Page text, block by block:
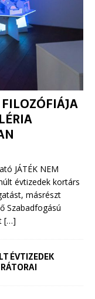
JÁTÉK NEM
évtizedek kortárs
másrészt
Szabadfogású
[…]
ÉVTIZEDEK